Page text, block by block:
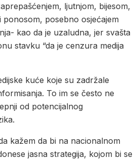
ljutnjom, bijesom,
posebno osjećajem
kao da je uzaludna, jer svašta
stavku “da je cenzura medija
kuće koje su zadržale
To im se često ne
od potencijalnog
kažem da bi na nacionalnom
jasna strategija, kojom bi se